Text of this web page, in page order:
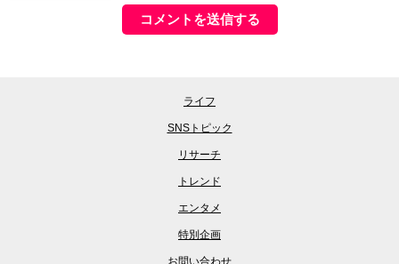
ライフ
SNSトピック
リサーチ
トレンド
エンタメ
特別企画
お問い合わせ